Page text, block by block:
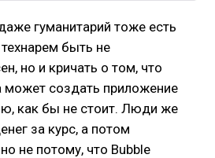
гуманитарий тоже есть
быть не
но и кричать о том, что
создать приложение
как бы не стоит. Люди же
за курс, а потом
не потому, что Bubble